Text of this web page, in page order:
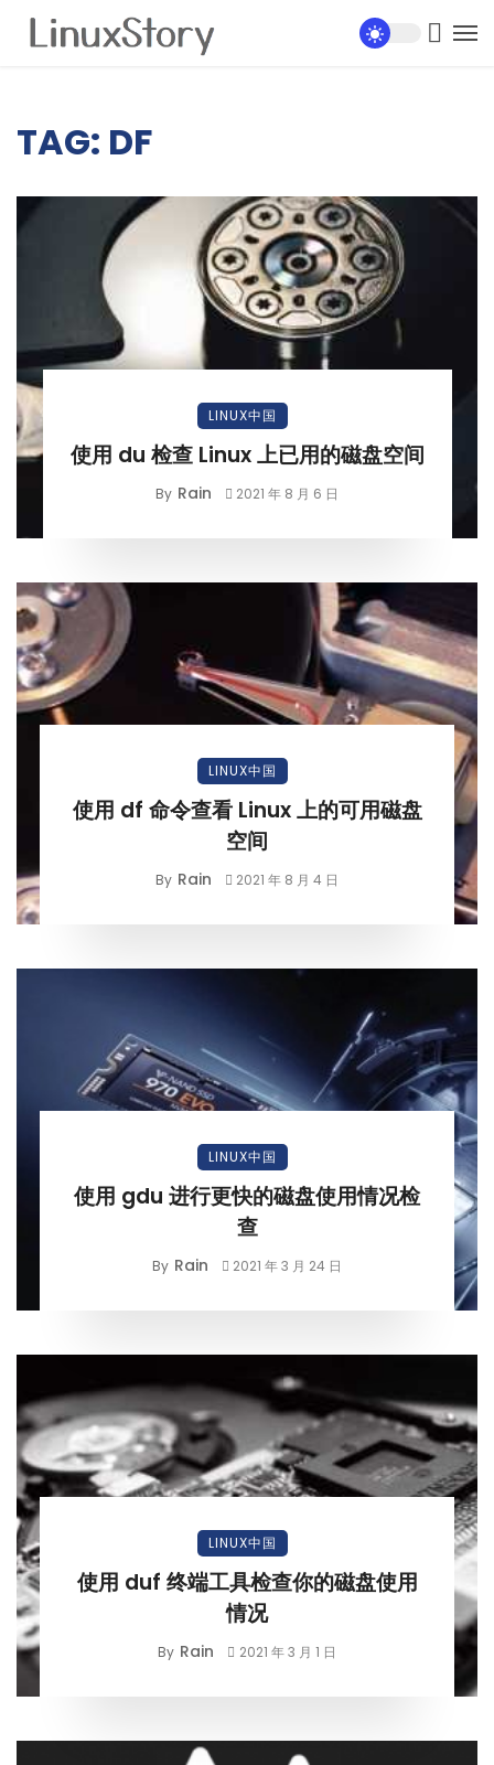
TAG: DF
LINUX中国
使用 du 检查 Linux 上已用的磁盘空间
By Rain 2021 年 8 月 6 日
LINUX中国
使用 df 命令查看 Linux 上的可用磁盘
空间
By Rain 2021 年 8 月 4 日
LINUX中国
使用 gdu 进行更快的磁盘使用情况检
查
By Rain 2021 年 3 月 24 日
LINUX中国
使用 duf 终端工具检查你的磁盘使用
情况
By Rain 2021 年 3 月 1 日